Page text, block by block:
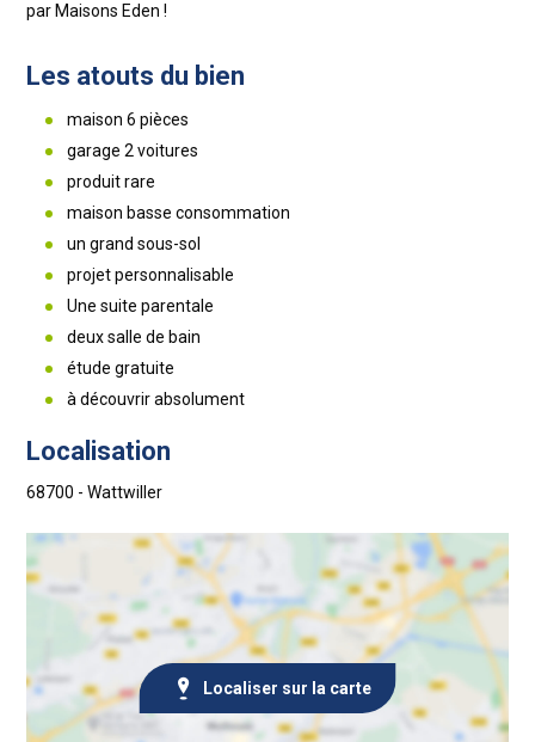
par Maisons Eden !
Les atouts du bien
maison 6 pièces
garage 2 voitures
produit rare
maison basse consommation
un grand sous-sol
projet personnalisable
Une suite parentale
deux salle de bain
étude gratuite
à découvrir absolument
Localisation
68700 - Wattwiller
Localiser sur la carte